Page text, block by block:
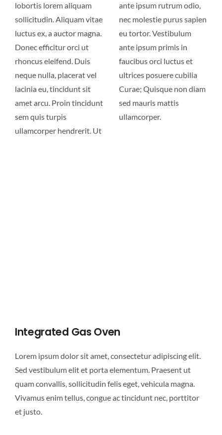
lobortis lorem aliquam
sollicitudin. Aliquam vitae
luctus ex, a auctor magna.
Donec efficitur orci ut
rhoncus eleifend. Duis
neque nulla, placerat vel
lacinia eu, tincidunt sit
amet arcu. Proin tincidunt
sem quis turpis
ullamcorper hendrerit. Ut
ante ipsum rutrum odio,
nec molestie purus sapien
eu tortor. Vestibulum
ante ipsum primis in
faucibus orci luctus et
ultrices posuere cubilia
Curae; Quisque non diam
sed mauris mattis
ullamcorper.
Integrated Gas Oven
Lorem ipsum dolor sit amet, consectetur adipiscing elit.
Sed vestibulum elit et porta elementum. Praesent ut
quam convallis, sollicitudin felis eget, vehicula magna.
Vivamus enim tellus, congue ac tincidunt nec, porttitor
et justo.